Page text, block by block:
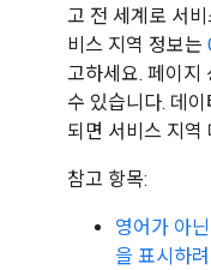
고 전 세계로 서
비스 지역 정보는
고하세요. 페이지
수 있습니다. 데
되면 서비스 지역
참고 항목:
영어가 아
을 표시하